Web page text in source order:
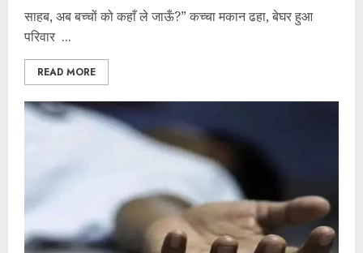
साहब, अब बच्चों को कहाँ ले जाऊँ?” कच्चा मकान ढहा, बेघर हुआ
परिवार ...
READ MORE